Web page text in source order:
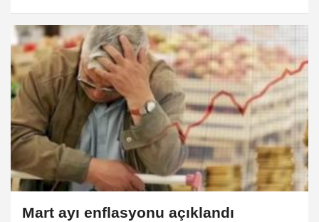
Mart ayı enflasyonu açıklandı